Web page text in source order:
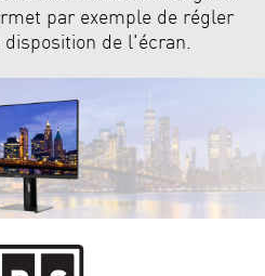
par exemple de régler
de l'écran.